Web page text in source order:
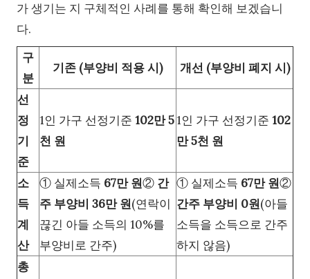
가 생기는 지 구체적인 사례를 통해 확인해 보겠습니
다.
구
분
기존 (부양비 적용 시) 개선 (부양비 폐지 시)
선
정
기
준
1인 가구 선정기준 102만 5
천 원
1인 가구 선정기준 102
만 5천 원
소
득
계
산
① 실제소득 67만 원② 간
주 부양비 36만 원(연락이
끊긴 아들 소득의 10%를
부양비로 간주)
① 실제소득 67만 원②
간주 부양비 0원(아들
소득을 소득으로 간주
하지 않음)
총